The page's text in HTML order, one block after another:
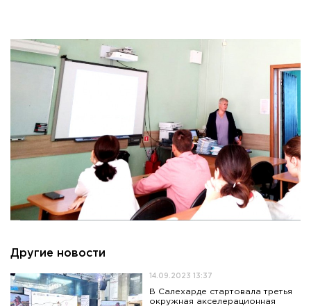
Другие новости
14.09.2023 13:37
В Салехарде стартовала третья
окружная акселерационная